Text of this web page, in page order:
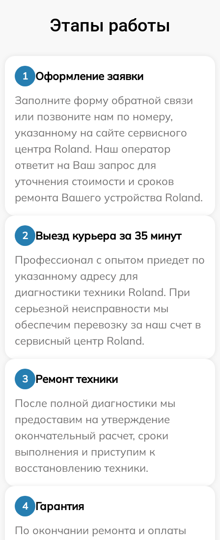
Этапы работы
1
Оформление заявки
Заполните форму обратной связи
или позвоните нам по номеру,
указанному на сайте сервисного
центра Roland. Наш оператор
ответит на Ваш запрос для
уточнения стоимости и сроков
ремонта Вашего устройства Roland.
2
Выезд курьера за 35 минут
Профессионал с опытом приедет по
указанному адресу для
диагностики техники Roland. При
серьезной неисправности мы
обеспечим перевозку за наш счет в
сервисный центр Roland.
3
Ремонт техники
После полной диагностики мы
предоставим на утверждение
окончательный расчет, сроки
выполнения и приступим к
восстановлению техники.
4
Гарантия
По окончании ремонта и оплаты